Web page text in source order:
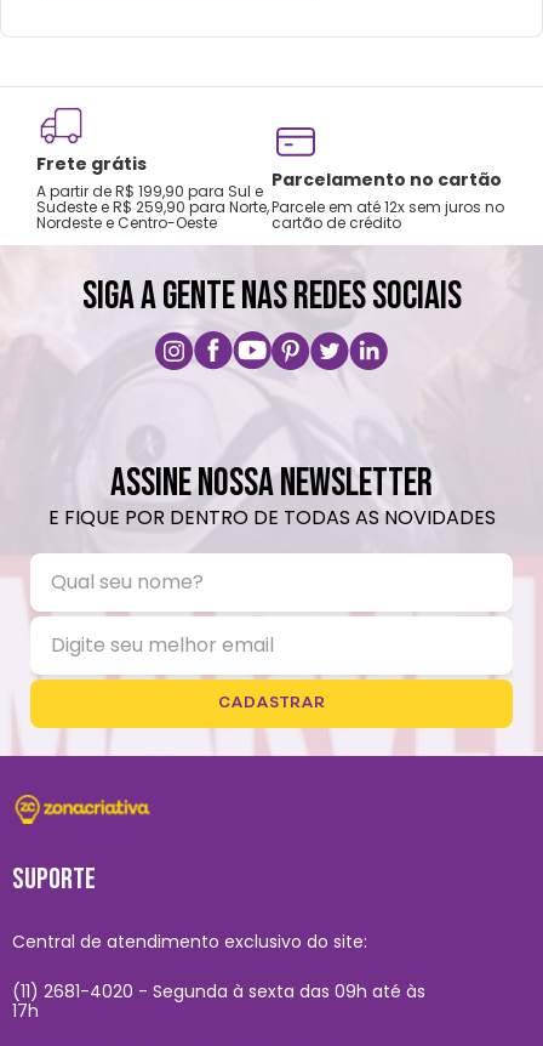
ondas.
abrasivos.
Frete grátis
A partir de R$ 199,90 para Sul e
Sudeste e R$ 259,90 para Norte,
Nordeste e Centro-Oeste
Parcelamento no cartão
Parcele em até 12x sem juros no
cartão de crédito
SIGA A GENTE NAS REDES SOCIAIS
ASSINE NOSSA NEWSLETTER
E FIQUE POR DENTRO DE TODAS AS NOVIDADES
CADASTRAR
SUPORTE
Central de atendimento exclusivo do site:
(11) 2681-4020 - Segunda à sexta das 09h até às
17h